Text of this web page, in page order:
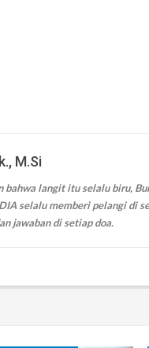
M.Si
bahwa langit itu selalu biru,
selalu memberi pelangi di
jawaban di setiap doa.